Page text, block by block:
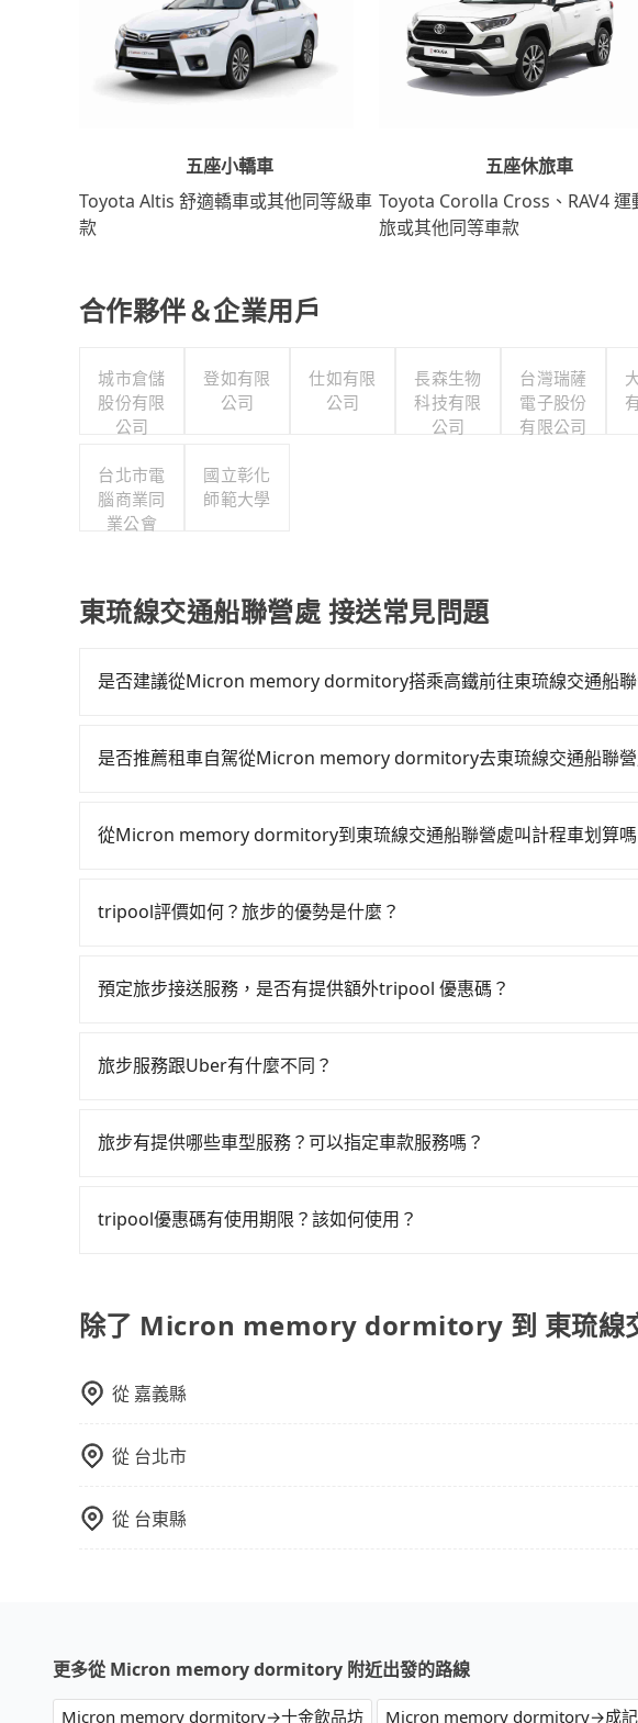
五座小轎車
Toyota Altis 舒適轎車或其他同等級車
款
五座休旅車
Toyota Corolla Cross、RAV4 運
旅或其他同等車款
合作夥伴＆企業用戶
城市倉儲
股份有限
公司
登如有限
公司
仕如有限
公司
長森生物
科技有限
公司
台灣瑞薩
電子股份
有限公司
台北市電
腦商業同
業公會
國立彰化
師範大學
東琉線交通船聯營處 接送常見問題
是否建議從Micron memory dormitory搭乘高鐵前往東琉線交通船聯
23:07，台中-左營一天最多有89班次高鐵可搭乘。假設從Micron
分鐘出站、等待車站前排班的計程車，搭上小黃後約花59分鐘、車
府專車接送，則每人平均花費約1,170元，費時2小時51分鐘。選擇
是否推薦租車自駕從Micron memory dormitory去東琉線交通船聯營
開支。
從Micron memory dormitory到東琉線交通船聯營處叫計程車划算嗎
到車，也可考慮打電話至附近的計程車隊，如超人計程車、三敏計程
機不按錶計費，約有27%會採現場議價，建議最好先上網預約，以免
tripool評價如何？旅步的優勢是什麼？
外，tripool司機專業的駕駛和親切服務態度也獲得了許多好評，價格
預定旅步接送服務，是否有提供額外tripool 優惠碼？
價錢更優惠」，即可獲取回程95折折價券，供您預定回程時使用。
旅步服務跟Uber有什麼不同？
區。 (4) 有較為嚴謹的乘車時間與取消政策。
旅步有提供哪些車型服務？可以指定車款服務嗎？
專人回覆您。
tripool優惠碼有使用期限？該如何使用？
除了 Micron memory dormitory 到 東琉線
從 嘉義縣
從 台北市
從 台東縣
更多從 Micron memory dormitory 附近出發的路線
Micron memory dormitory→十金飲品坊 Micron memory dormitory→成記